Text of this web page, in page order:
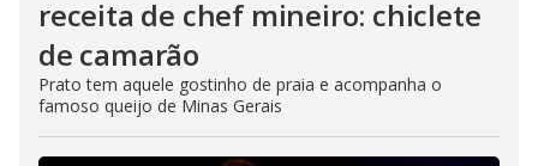
receita de chef mineiro: chiclete
de camarão
Prato tem aquele gostinho de praia e acompanha o
famoso queijo de Minas Gerais